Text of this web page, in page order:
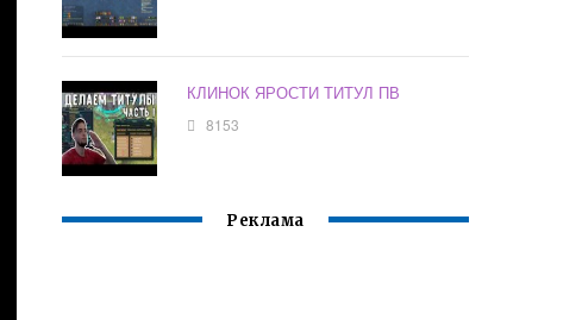
КЛИНОК ЯРОСТИ ТИТУЛ ПВ
8153
Реклама